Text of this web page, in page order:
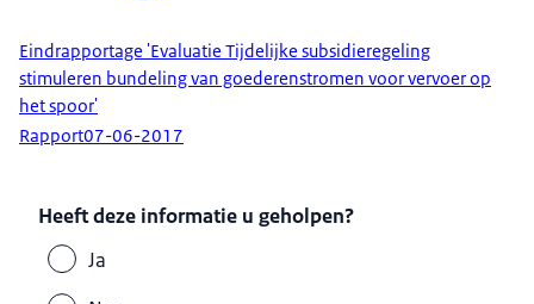
Eindrapportage 'Evaluatie Tijdelijke subsidieregeling
stimuleren bundeling van goederenstromen voor vervoer op
het spoor'
Rapport07-06-2017
Heeft deze informatie u geholpen?
Ja